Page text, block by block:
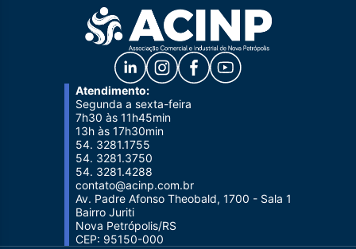
Atendimento:
Segunda a sexta-feira
7h30 às 11h45min
13h às 17h30min
54. 3281.1755
54. 3281.3750
54. 3281.4288
contato@acinp.com.br
Av. Padre Afonso Theobald, 1700 - Sala 1
Bairro Juriti
Nova Petrópolis/RS
CEP: 95150-000